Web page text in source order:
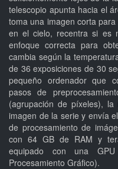
telescopio apunta hacia el
toma una imagen corta
en el cielo, recentra si es
enfoque correcta para
cambia según la
de 36 exposiciones de 30
pequeño ordenador que
pasos de
(agrupación de píxeles),
imagen de la serie y envía
de procesamiento de
con 64 GB de RAM y
equipado con una
Procesamiento Gráfico).